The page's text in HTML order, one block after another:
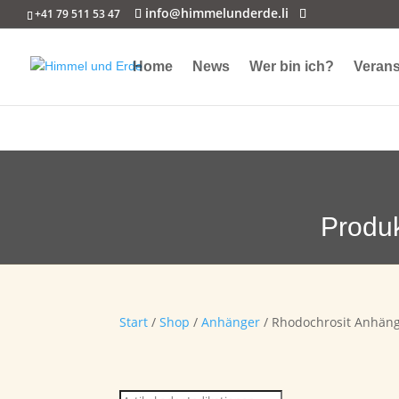
+41 79 511 53 47 info@himmelunderde.li
Home News Wer bin ich?
Start /Shop /Anhänger / Rhodochrosit